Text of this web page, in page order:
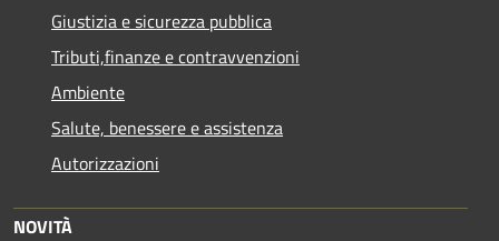
Giustizia e sicurezza pubblica
Tributi,finanze e contravvenzioni
Ambiente
Salute, benessere e assistenza
Autorizzazioni
NOVITÀ